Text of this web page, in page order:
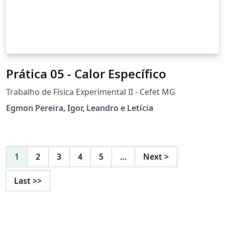
Prática 05 - Calor Específico
Trabalho de Física Experimental II - Cefet MG
Egmon Pereira, Igor, Leandro e Letícia
1 2 3 4 5 … Next >
Last >>